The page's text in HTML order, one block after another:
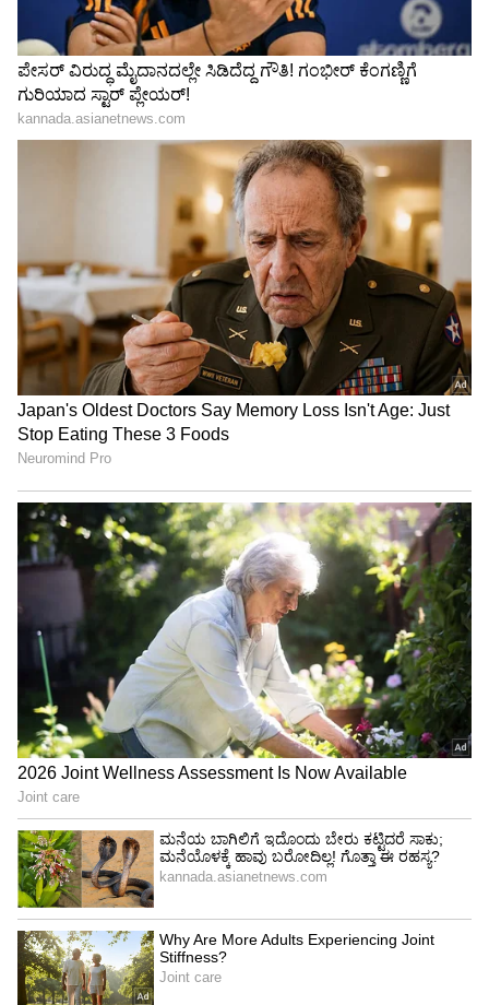
Image Credit :Others
ವೃಷಭ ರಾಶಿ
ಇಂದು ಈ ರಾಶಿಯವರಿಗೆ ಅದೃಷ್ಟದ ಬಾಗಿಲು ತೆರೆಯಲಿದೆ.
ದೀರ್ಘಕಾಲದಿಂದ ನಿಮ್ಮನ್ನು ಕಾಡುತ್ತಿರುವ ಸಮಸ್ಯೆಗಳಿಗೆ
ಪರಿಹಾರ ಸಿಗಲಿದೆ. ವಿಶೇಷ ವ್ಯಕ್ತಿಗಳನ್ನು ಭೇಟಿಯಾಗುವ
ಸಾಧ್ಯತೆಗಳಿದ್ದು, ಸಮಾಜದಲ್ಲಿ ಜನರು ನಿಮ್ಮನ್ನು
ಗುರುತಿಸುತ್ತಾರೆ. ಸೂರ್ಯನಾಮ ಜಪ ಮಾಡಿ.
ಅದೃಷ್ಟ ಬಣ್ಣ: ಬಿಳಿ
ಅದೃಷ್ಟ ಸಂಖ್ಯೆ: 2
4
13
Image Credit : OTHERS
ಮಿಥುನ ರಾಶಿ